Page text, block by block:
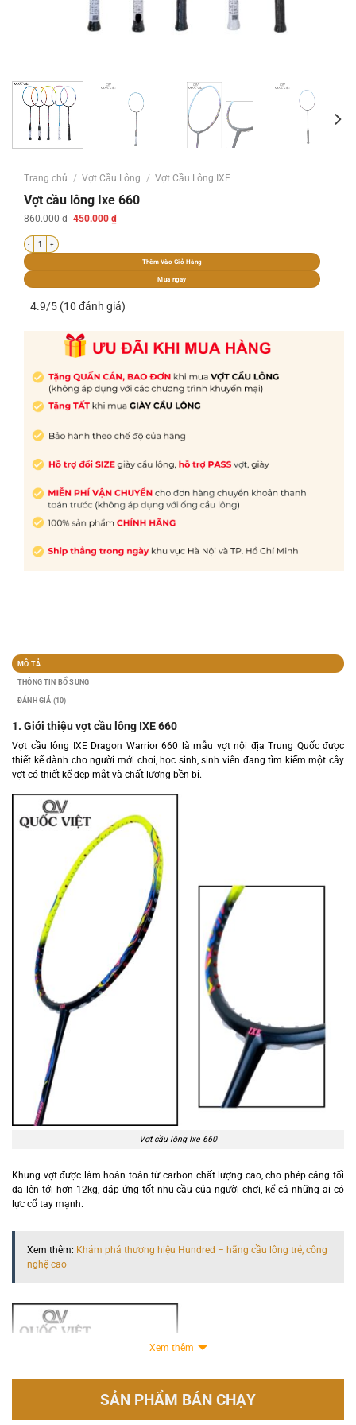
Trang chủ / Vợt Cầu Lông / Vợt Cầu Lông IXE
Vợt cầu lông Ixe 660
860.000₫ Giá
450.000 ₫Giá
hiện
450.000 ₫.
Vợt cầu lông Ixe 660 số lượng
Thêm Vào Giỏ Hàng
Mua ngay
4.9/5 (10 đánh giá)
MÔ TẢ
THÔNG TIN BỔ SUNG
ĐÁNH GIÁ (10)
1. Giới thiệu vợt cầu lông IXE 660
Vợt cầu lông IXE Dragon Warrior 660 là mẫu vợt nội địa Trung Quốc được
thiết kế dành cho người mới chơi, học sinh, sinh viên đang tìm kiếm một cây
vợt có thiết kế đẹp mắt và chất lượng bền bỉ.
Vợt cầu lông Ixe 660
Khung vợt được làm hoàn toàn từ carbon chất lượng cao, cho phép căng tối
đa lên tới hơn 12kg, đáp ứng tốt nhu cầu của người chơi, kể cả những ai có
lực cổ tay mạnh.
Xem thêm: Khám phá thương hiệu Hundred – hãng cầu lông trẻ, công
nghệ cao
Xem thêm
SẢN PHẨM BÁN CHẠY